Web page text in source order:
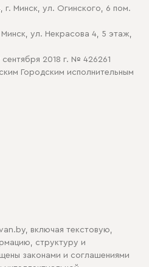
cookie
г. Минск, ул. Огинского, 6 пом.
ул. Некрасова 4, 5 этаж,
2018 г. № 426261
Городским исполнительным
включая текстовую,
структуру и
законами и соглашениями